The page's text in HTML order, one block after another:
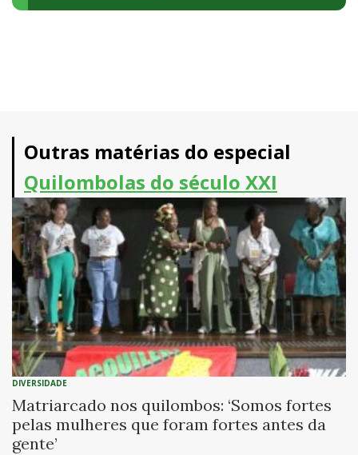
Outras matérias do especial
Quilombolas do século XXI
DIVERSIDADE
Matriarcado nos quilombos: ‘Somos fortes
pelas mulheres que foram fortes antes da
gente’